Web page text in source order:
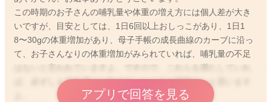
この時期のお子さんの哺乳量や体重の増え方には個人差が大き
いですが、目安としては、1日6回以上おしっこがあり、1日1
8〜30gの体重増加があり、母子手帳の成長曲線のカーブに沿っ
て、お子さんなりの体重増加がみられていれば、哺乳量の不足
はないと言われていますよ。ですので、これらを満たしていれ
ば、必ずしも目安通りに飲めていなくても問題ないと思います
アプリで回答を見る